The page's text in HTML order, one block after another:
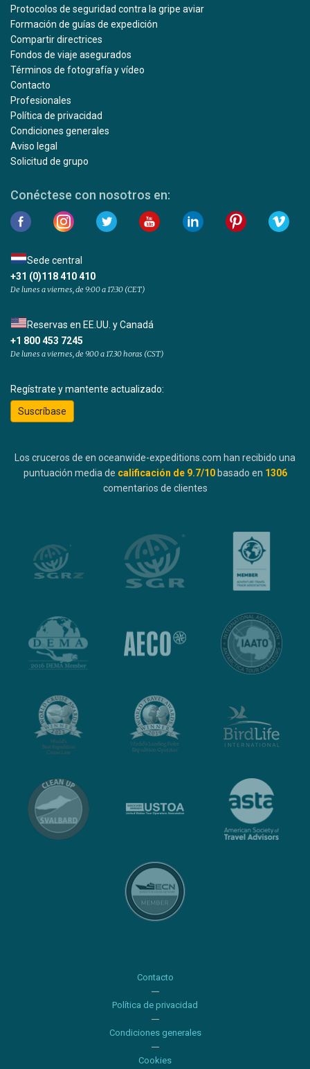
Protocolos de seguridad contra la gripe aviar
Formación de guías de expedición
Compartir directrices
Fondos de viaje asegurados
Términos de fotografía y vídeo
Contacto
Profesionales
Política de privacidad
Condiciones generales
Aviso legal
Solicitud de grupo
Conéctese con nosotros en:
Sede central
+31 (0)118 410 410
De lunes a viernes, de 9:00 a 17:30 (CET)
Reservas en EE.UU. y Canadá
+1 800 453 7245
De lunes a viernes, de 9.00 a 17.30 horas (CST)
Regístrate y mantente actualizado:
Suscríbase
Los cruceros de en oceanwide-expeditions.com han recibido una
puntuación media de calificación de 9.7/10 basado en 1306
comentarios de clientes
Contacto
Política de privacidad
Condiciones generales
Cookies